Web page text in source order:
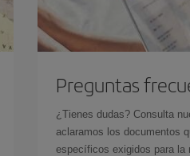
Preguntas
¿Tienes dudas? Consulta
aclaramos los documentos
específicos exigidos para la